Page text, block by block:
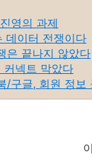
영의 과제
이터 전쟁이다
끝나지 않았다
넥트 막았다
구글, 회원 정보